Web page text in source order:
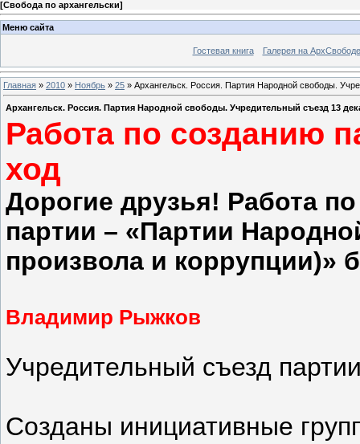
[Свобода по архангельски]
Меню сайта
Гостевая книга Галерея на АрхСвободе
Главная » 2010 » Ноябрь » 25 » Архангельск. Россия. Партия Народной свободы.
Архангельск. Россия. Партия Народной свободы. Учредительный съезд 13
Работа по созданию
ход
Дорогие друзья! Работа
партии – «Партии
произвола и коррупции)»
Владимир Рыжков
Учредительный съезд
Созданы инициативные